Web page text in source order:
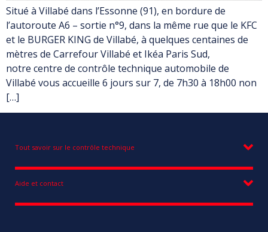
Situé à Villabé dans l’Essonne (91), en bordure de
l’autoroute A6 – sortie n°9, dans la même rue que le KFC
et le BURGER KING de Villabé, à quelques centaines de
mètres de Carrefour Villabé et Ikéa Paris Sud,
notre centre de contrôle technique automobile de
Villabé vous accueille 6 jours sur 7, de 7h30 à 18h00 non
[…]
Tout savoir sur le contrôle technique
Aide et contact